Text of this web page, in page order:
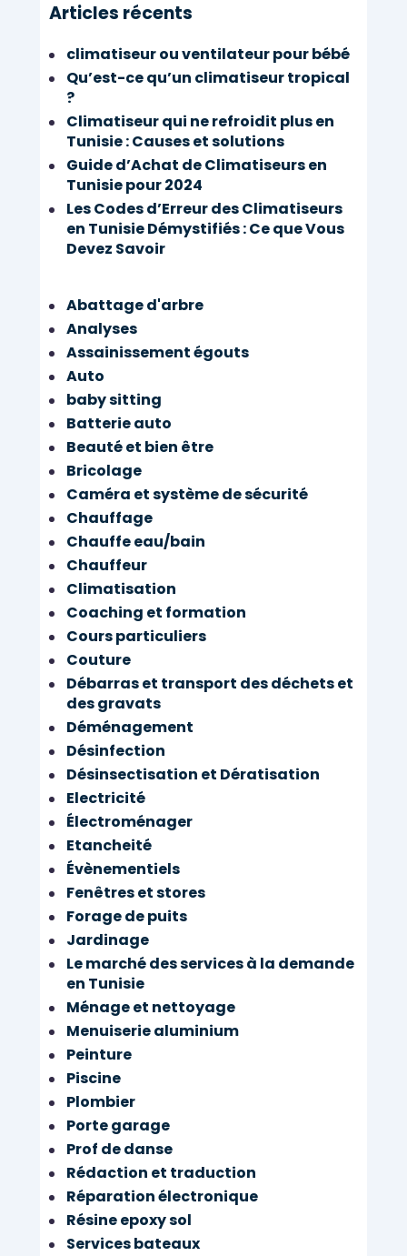
Articles récents
climatiseur ou ventilateur pour bébé
Qu’est-ce qu’un climatiseur tropical
?
Climatiseur qui ne refroidit plus en
Tunisie : Causes et solutions
Guide d’Achat de Climatiseurs en
Tunisie pour 2024
Les Codes d’Erreur des Climatiseurs
en Tunisie Démystifiés : Ce que Vous
Devez Savoir
Abattage d'arbre
Analyses
Assainissement égouts
Auto
baby sitting
Batterie auto
Beauté et bien être
Bricolage
Caméra et système de sécurité
Chauffage
Chauffe eau/bain
Chauffeur
Climatisation
Coaching et formation
Cours particuliers
Couture
Débarras et transport des déchets et
des gravats
Déménagement
Désinfection
Désinsectisation et Dératisation
Electricité
Électroménager
Etancheité
Évènementiels
Fenêtres et stores
Forage de puits
Jardinage
Le marché des services à la demande
en Tunisie
Ménage et nettoyage
Menuiserie aluminium
Peinture
Piscine
Plombier
Porte garage
Prof de danse
Rédaction et traduction
Réparation électronique
Résine epoxy sol
Services bateaux